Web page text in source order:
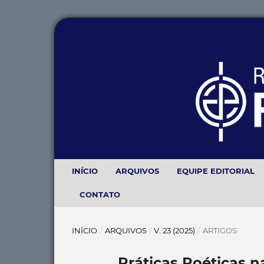
INÍCIO ARQUIVOS EQUIPE EDITORIAL
CONTATO
INÍCIO / ARQUIVOS / V. 23 (2025) / ARTIGOS